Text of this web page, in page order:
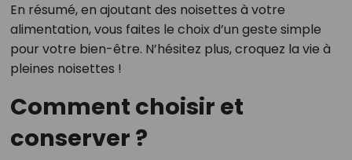
En résumé, en ajoutant des noisettes à votre
alimentation, vous faites le choix d’un geste simple
pour votre bien-être. N’hésitez plus, croquez la vie à
pleines noisettes !
Comment choisir et
conserver ?